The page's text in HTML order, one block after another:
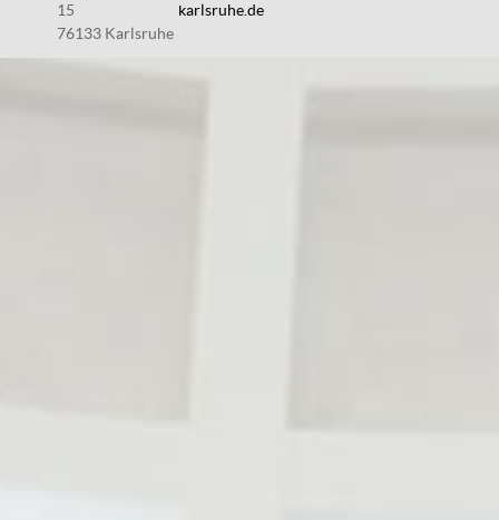
15
76133 Karlsruhe
karlsruhe.de